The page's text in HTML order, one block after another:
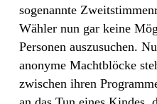
sogenannte
Wähler nun gar keine
Personen auszusuchen.
anonyme Machtblöcke
zwischen ihren